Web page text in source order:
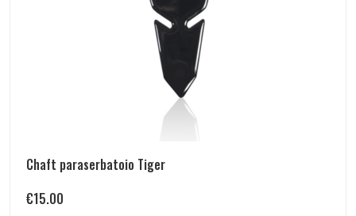
Chaft paraserbatoio Tiger
€15.00